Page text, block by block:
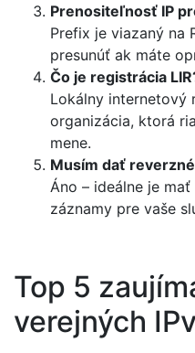
Prenositeľnosť IP
Prefix je viazaný na
presunúť ak máte
Čo je registrácia
Lokálny internetový
organizácia, ktorá
mene.
Musím dať reverzné
Áno – ideálne je
záznamy pre vaše
Top 5
verejných